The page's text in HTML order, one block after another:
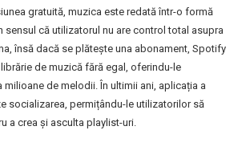
gratuită, muzica este redată într-o formă
sensul că utilizatorul nu are control total asupra
însă dacă se plătește una abonament, Spotify
de muzică fără egal, oferindu-le
de melodii. În ultimii ani, aplicația a
socializarea, permițându-le utilizatorilor să
a crea și asculta playlist-uri.